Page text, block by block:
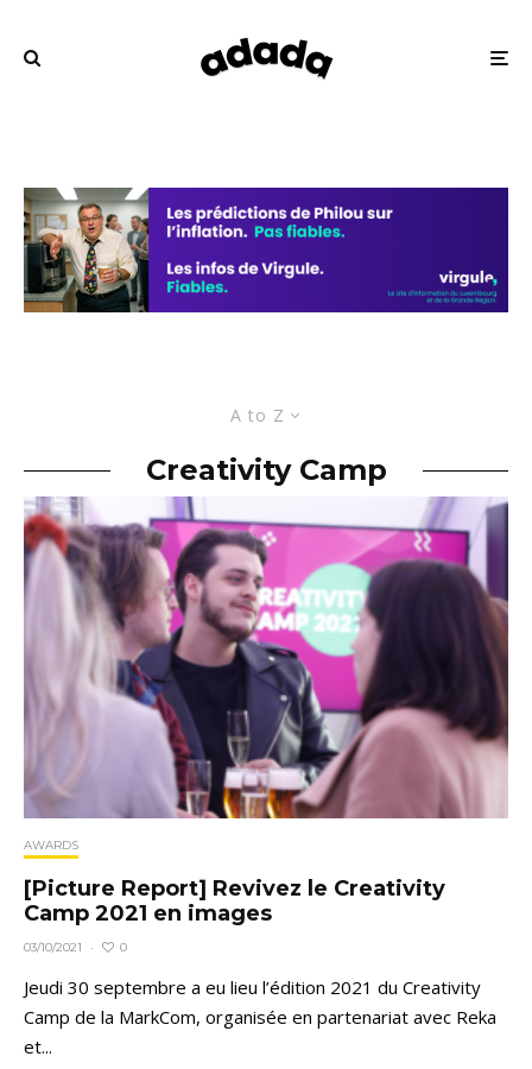
A to Z
Creativity Camp
AWARDS
[Picture Report] Revivez le Creativity
Camp 2021 en images
03/10/2021 · 0
Jeudi 30 septembre a eu lieu l’édition 2021 du Creativity
Camp de la MarkCom, organisée en partenariat avec Reka
et...